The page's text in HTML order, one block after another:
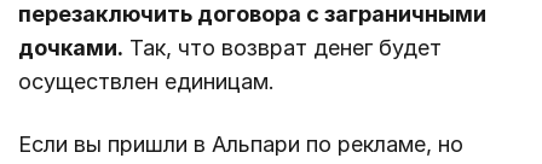
перезаключить договора с заграничными
дочками. Так, что возврат денег будет
осуществлен единицам.
Если вы пришли в Альпари по рекламе, но